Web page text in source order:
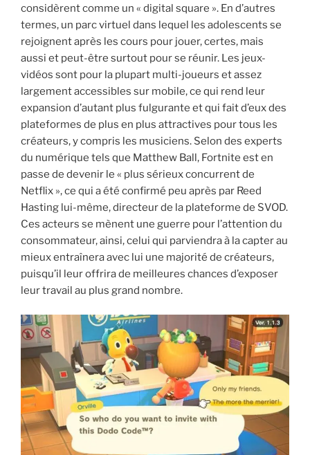
considèrent comme un « digital square ». En d’autres
termes, un parc virtuel dans lequel les adolescents se
rejoignent après les cours pour jouer, certes, mais
aussi et peut-être surtout pour se réunir. Les jeux-
vidéos sont pour la plupart multi-joueurs et assez
largement accessibles sur mobile, ce qui rend leur
expansion d’autant plus fulgurante et qui fait d’eux des
plateformes de plus en plus attractives pour tous les
créateurs, y compris les musiciens. Selon des experts
du numérique tels que Matthew Ball, Fortnite est en
passe de devenir le « plus sérieux concurrent de
Netflix », ce qui a été confirmé peu après par Reed
Hasting lui-même, directeur de la plateforme de SVOD.
Ces acteurs se mènent une guerre pour l’attention du
consommateur, ainsi, celui qui parviendra à la capter au
mieux entraînera avec lui une majorité de créateurs,
puisqu’il leur offrira de meilleures chances d’exposer
leur travail au plus grand nombre.